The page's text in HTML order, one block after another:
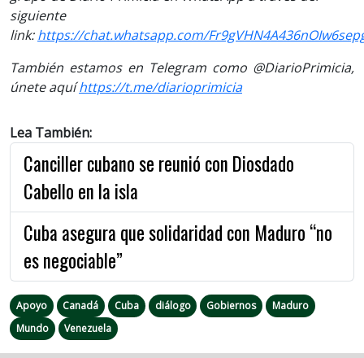
siguiente
link:https://chat.whatsapp.com/
También estamos en Telegram como @DiarioPrimicia,
únete aquíhttps://t.me/diarioprimicia
Lea También:
Canciller cubano se reunió con Diosdado
Cabello en la isla
Cuba asegura que solidaridad con Maduro “no
es negociable”
Apoyo Canadá Cuba diálogo Gobiernos
Maduro
Mundo
Venezuela